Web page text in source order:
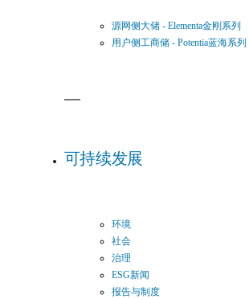
源网侧大储 - Elementa金刚系列
用户侧工商储 - Potentia蓝海系列
可持续发展
环境
社会
治理
ESG新闻
报告与制度